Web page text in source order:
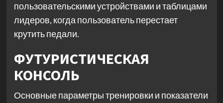
пользовательскими устройствами и таблицами
лидеров, когда пользователь перестает
крутить педали.
ФУТУРИСТИЧЕСКАЯ
КОНСОЛЬ
Основные параметры тренировки и показатели